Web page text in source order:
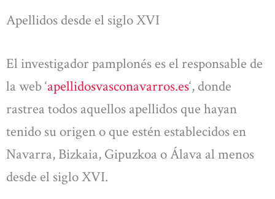
Apellidos desde el siglo XVI
El investigador pamplonés es el responsable de
la web ‘apellidosvasconavarros.es‘, donde
rastrea todos aquellos apellidos que hayan
tenido su origen o que estén establecidos en
Navarra, Bizkaia, Gipuzkoa o Álava al menos
desde el siglo XVI.